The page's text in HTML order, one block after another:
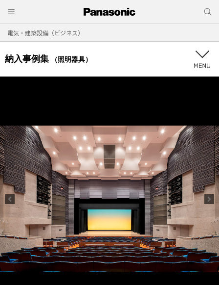
電気・建築設備（ビジネス）
納入事例集 （照明器具）